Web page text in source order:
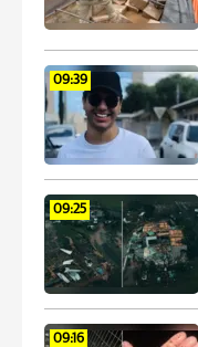
09:39
09:25
09:16